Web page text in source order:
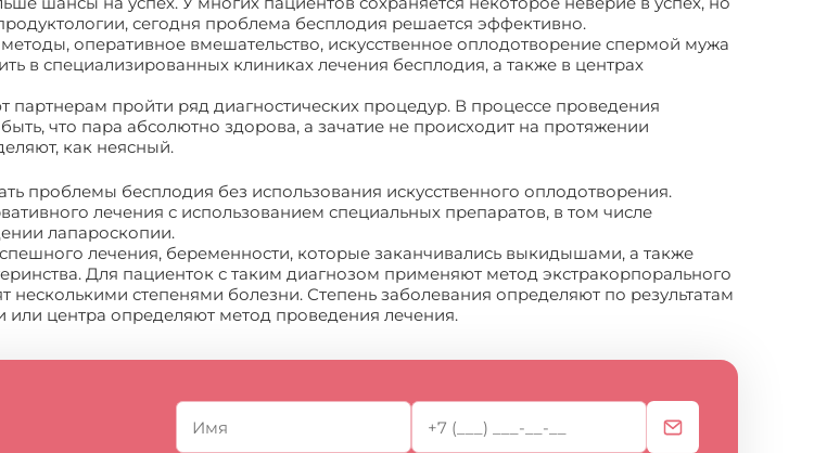
сегодня проблема бесплодия решается эффективно.
оперативное вмешательство, искусственное оплодотворение спермой мужа
в специализированных клиниках лечения бесплодия, а также в центрах
пройти ряд диагностических процедур. В процессе проведения
что пара абсолютно здорова, а зачатие не происходит на протяжении
как неясный.
проблемы бесплодия без использования искусственного оплодотворения.
лечения с использованием специальных препаратов, в том числе
лапароскопии.
лечения, беременности, которые заканчивались выкидышами, а также
Для пациенток с таким диагнозом применяют метод экстракорпорального
степенями болезни. Степень заболевания определяют по результатам
центра определяют метод проведения лечения.